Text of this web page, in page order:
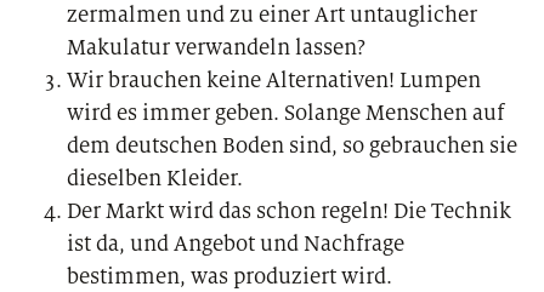
zermalmen und zu einer Art untauglicher
Makulatur verwandeln lassen?
Wir brauchen keine Alternativen! Lumpen
wird es immer geben. Solange Menschen auf
dem deutschen Boden sind, so gebrauchen sie
dieselben Kleider.
Der Markt wird das schon regeln! Die Technik
ist da, und Angebot und Nachfrage
bestimmen, was produziert wird.